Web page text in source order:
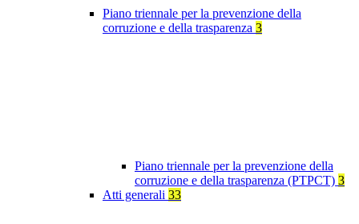
Piano triennale per la prevenzione della
corruzione e della trasparenza 3
Piano triennale per la prevenzione della
corruzione e della trasparenza (PTPCT) 3
Atti generali 33